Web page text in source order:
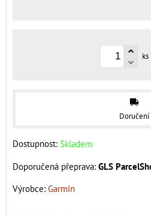
ks
Doručení
Dostupnost: Skladem
GLS
Výrobce: Garmin